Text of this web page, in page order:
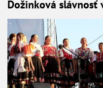
Dožinková slávnosť